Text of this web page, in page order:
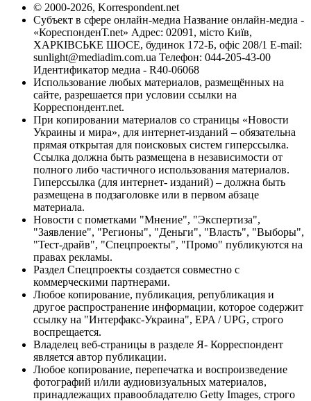
© 2000-2026, Korrespondent.net
Субъект в сфере онлайн-медиа Название онлайн-медиа -
«КореспонденТ.net» Адрес: 02091, місто Київ,
ХАРКІВСЬКЕ ШОСЕ, будинок 172-Б, офіс 208/1 E-mail:
sunlight@mediadim.com.ua Телефон: 044-205-43-00
Идентификатор медиа - R40-06068
Использование любых материалов, размещённых на
сайте, разрешается при условии ссылки на
Корреспондент.net.
При копировании материалов со страницы «Новости
Украины и мира», для интернет-изданий – обязательна
прямая открытая для поисковых систем гиперссылка.
Ссылка должна быть размещена в независимости от
полного либо частичного использования материалов.
Гиперссылка (для интернет- изданий) – должна быть
размещена в подзаголовке или в первом абзаце
материала.
Новости с пометками "Мнение", "Экспертиза",
"Заявление", "Регионы", "Деньги", "Власть", "Выборы",
"Тест-драйв", "Спецпроекты", "Промо" публикуются на
правах рекламы.
Раздел Спецпроекты создается совместно с
коммерческими партнерами.
Любое копирование, публикация, републикация и
другое распространение информации, которое содержит
ссылку на "Интерфакс-Украина", EPA / UPG, строго
воспрещается.
Владелец веб-страницы в разделе Я- Корреспондент
является автор публикации.
Любое копирование, перепечатка и воспроизведение
фотографий и/или аудиовизуальных материалов,
принадлежащих правообладателю Getty Images, строго